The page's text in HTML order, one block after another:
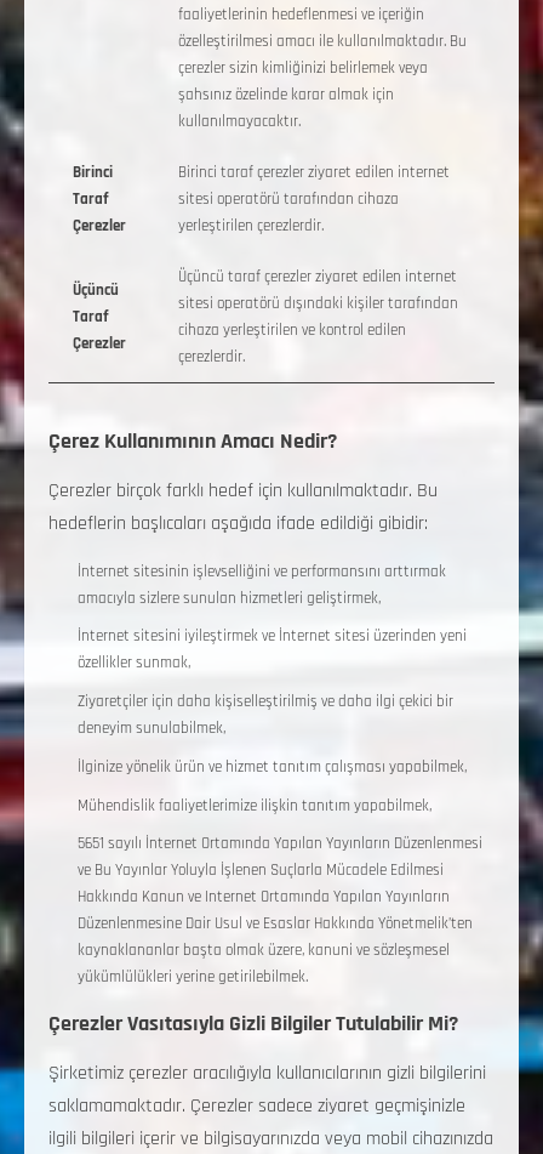
faaliyetlerinin hedeflenmesi ve içeriğin
özelleştirilmesi amacı ile kullanılmaktadır. Bu
çerezler sizin kimliğinizi belirlemek veya
şahsınız özelinde karar almak için
kullanılmayacaktır.
Birinci
Taraf
Çerezler
Birinci taraf çerezler ziyaret edilen internet
sitesi operatörü tarafından cihaza
yerleştirilen çerezlerdir.
Üçüncü
Taraf
Çerezler
Üçüncü taraf çerezler ziyaret edilen internet
sitesi operatörü dışındaki kişiler tarafından
cihaza yerleştirilen ve kontrol edilen
çerezlerdir.
Çerez Kullanımının Amacı Nedir?
Çerezler birçok farklı hedef için kullanılmaktadır. Bu
hedeflerin başlıcaları aşağıda ifade edildiği gibidir:
İnternet sitesinin işlevselliğini ve performansını arttırmak
amacıyla sizlere sunulan hizmetleri geliştirmek,
İnternet sitesini iyileştirmek ve İnternet sitesi üzerinden yeni
özellikler sunmak,
Ziyaretçiler için daha kişiselleştirilmiş ve daha ilgi çekici bir
deneyim sunulabilmek,
İlginize yönelik ürün ve hizmet tanıtım çalışması yapabilmek,
Mühendislik faaliyetlerimize ilişkin tanıtım yapabilmek,
5651 sayılı İnternet Ortamında Yapılan Yayınların Düzenlenmesi
ve Bu Yayınlar Yoluyla İşlenen Suçlarla Mücadele Edilmesi
Hakkında Kanun ve Internet Ortamında Yapılan Yayınların
Düzenlenmesine Dair Usul ve Esaslar Hakkında Yönetmelik’ten
kaynaklananlar başta olmak üzere, kanuni ve sözleşmesel
yükümlülükleri yerine getirilebilmek.
Çerezler Vasıtasıyla Gizli Bilgiler Tutulabilir Mi?
Şirketimiz çerezler aracılığıyla kullanıcılarının gizli bilgilerini
saklamamaktadır. Çerezler sadece ziyaret geçmişinizle
ilgili bilgileri içerir ve bilgisayarınızda veya mobil cihazınızda